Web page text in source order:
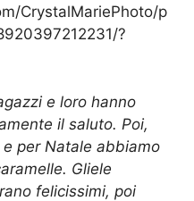
CrystalMariePhoto/p
?
e loro hanno
il saluto. Poi,
per Natale abbiamo
Gliele
felicissimi, poi